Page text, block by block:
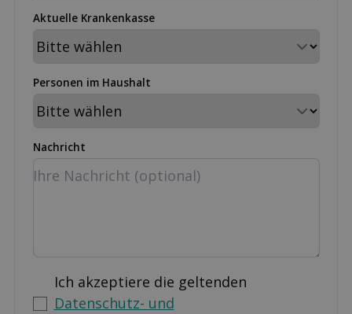
Aktuelle Krankenkasse
Personen im Haushalt
Nachricht
Ich akzeptiere die geltenden
Datenschutz- und